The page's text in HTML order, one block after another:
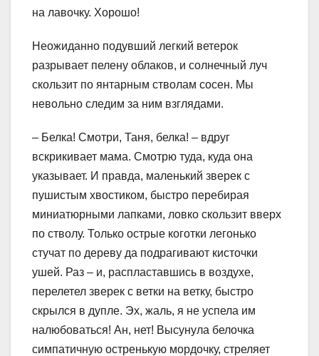
на лавочку. Хорошо!
Неожиданно подувший легкий ветерок
разрывает пелену облаков, и солнечный луч
скользит по янтарным стволам сосен. Мы
невольно следим за ним взглядами.
– Белка! Смотри, Таня, белка! – вдруг
вскрикивает мама. Смотрю туда, куда она
указывает. И правда, маленький зверек с
пушистым хвостиком, быстро перебирая
миниатюрными лапками, ловко скользит вверх
по стволу. Только острые коготки легонько
стучат по дереву да подрагивают кисточки
ушей. Раз – и, распластавшись в воздухе,
перелетел зверек с ветки на ветку, быстро
скрылся в дупле. Эх, жаль, я не успела им
налюбоваться! Ан, нет! Высунула белочка
симпатичную остренькую мордочку, стреляет